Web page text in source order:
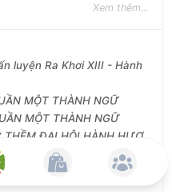
Xem thêm...
luyện Ra Khơi XIII - Hành
MỘT THÀNH NGỮ
MỘT THÀNH NGỮ
THỀM ĐẠI HỘI HÀNH HƯƠ
32
Nhật tuần 19 thường niên